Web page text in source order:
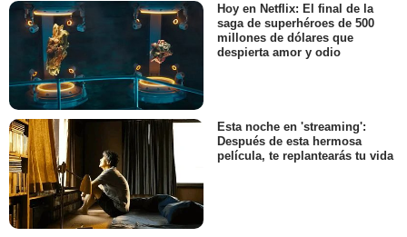
Hoy en Netflix: El final de la
saga de superhéroes de 500
millones de dólares que
despierta amor y odio
Esta noche en 'streaming':
Después de esta hermosa
película, te replantearás tu vida